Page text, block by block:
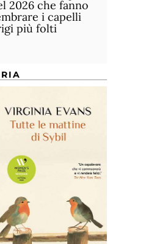
2026 che fanno
i capelli
più folti